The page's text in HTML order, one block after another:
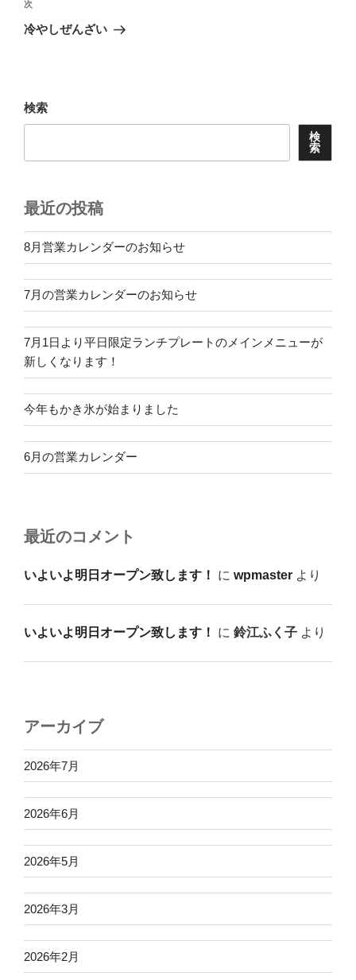
ゲ
ン
次
の
次
冷やしぜんざい
検索
検
索
最近の投稿
8月営業カレンダーのお知らせ
7月の営業カレンダーのお知らせ
7月1日より平日限定ランチプレートのメインメニューが
新しくなります！
今年もかき氷が始まりました
6月の営業カレンダー
最近のコメント
いよいよ明日オープン致します！ に wpmaster より
いよいよ明日オープン致します！ に 鈴江ふく子 より
アーカイブ
2026年7月
2026年6月
2026年5月
2026年3月
2026年2月